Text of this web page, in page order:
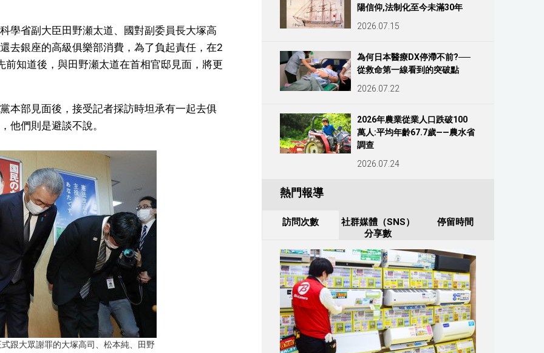
東京
編輯部通知
學省副大臣田野瀬太道、國對副委員長大塚高
去銀座的高級俱樂部消費，為了負起責任，在2
知道後，與田野瀬太道在首相官邸見面，將更
本部見面後，接受記者採訪時坦承有一起去俱
他們則是避談不說。
跟大眾謝罪的大塚高司、松本純、田野
陽信仰,法制化至今未滿30年
2026.07.15
為何日本醫療DX停滯不前?──
從救命第一線看到的突破點
2026.07.22
2026年農業從業人口跌破100
萬人:平均年齡67.7歲——農水省
調查
2026.07.24
熱門報導
訪問次數
社群媒體（SNS）
分享數
停留時間